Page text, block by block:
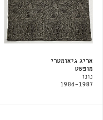
אריג גיאומטרי
מופשט
נונו
1984-1987